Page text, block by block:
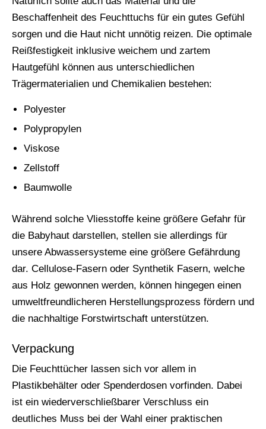
Beschaffenheit des Feuchttuchs für ein gutes Gefühl
sorgen und die Haut nicht unnötig reizen. Die optimale
Reißfestigkeit inklusive weichem und zartem
Hautgefühl können aus unterschiedlichen
Trägermaterialien und Chemikalien bestehen:
Polyester
Polypropylen
Viskose
Zellstoff
Baumwolle
Während solche Vliesstoffe keine größere Gefahr für
die Babyhaut darstellen, stellen sie allerdings für
unsere Abwassersysteme eine größere Gefährdung
dar. Cellulose-Fasern oder Synthetik Fasern, welche
aus Holz gewonnen werden, können hingegen einen
umweltfreundlicheren Herstellungsprozess fördern und
die nachhaltige Forstwirtschaft unterstützen.
Verpackung
Die Feuchttücher lassen sich vor allem in
Plastikbehälter oder Spenderdosen vorfinden. Dabei
ist ein wiederverschließbarer Verschluss ein
deutliches Muss bei der Wahl einer praktischen